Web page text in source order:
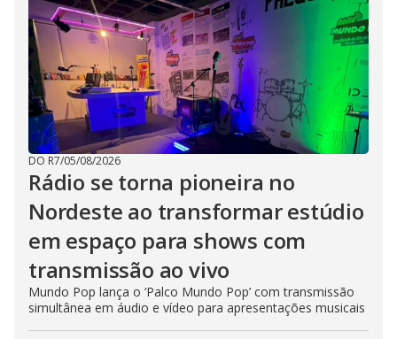
DO R7/05/08/2026
Rádio se torna pioneira no
Nordeste ao transformar estúdio
em espaço para shows com
transmissão ao vivo
Mundo Pop lança o ‘Palco Mundo Pop’ com transmissão
simultânea em áudio e vídeo para apresentações musicais